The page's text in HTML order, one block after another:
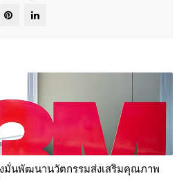
มั่นพัฒนานวัตกรรมส่งเสริมคุณภาพ